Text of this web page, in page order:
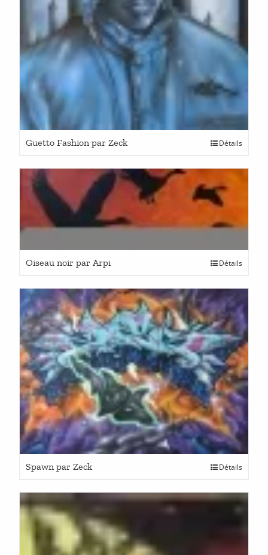
Guetto Fashion par Zeck Détails
Oiseau noir par Arpi Détails
Spawn par Zeck Détails